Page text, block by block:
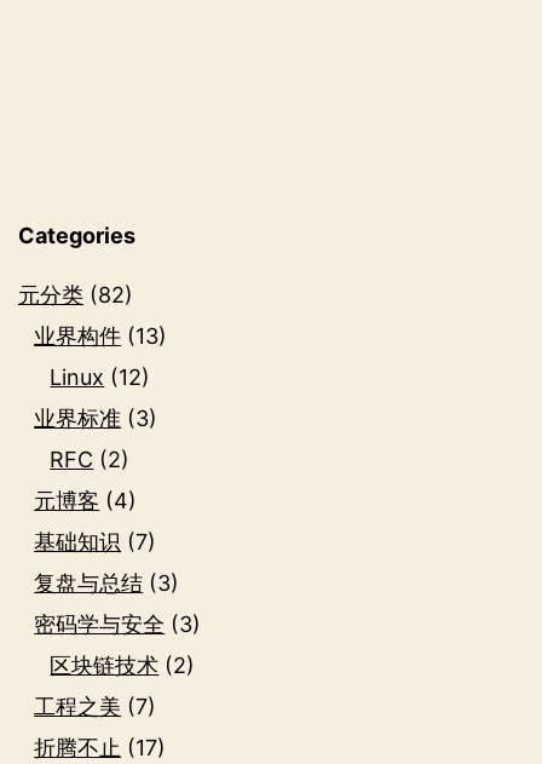
Categories
元分类 (82)
业界构件 (13)
Linux (12)
业界标准 (3)
RFC (2)
元博客 (4)
基础知识 (7)
复盘与总结 (3)
密码学与安全 (3)
区块链技术 (2)
工程之美 (7)
折腾不止 (17)